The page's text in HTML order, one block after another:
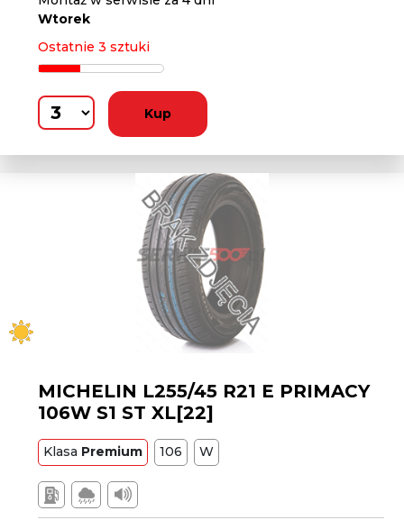
Wtorek
Ostatnie 3 sztuki
Kup
MICHELIN L255/45 R21 E PRIMACY
106W S1 ST XL[22]
Klasa Premium 106 W